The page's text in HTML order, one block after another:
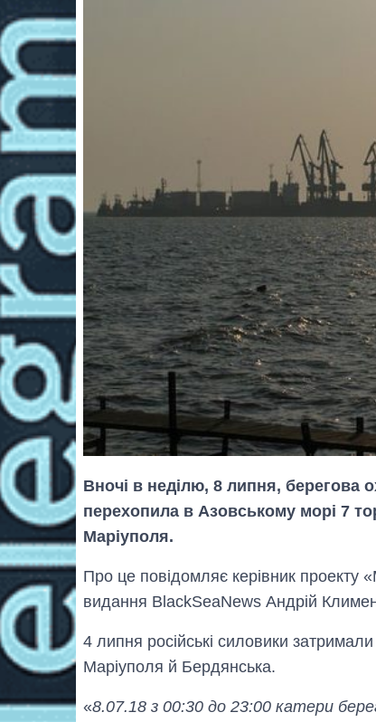
Вночі в неділю, 8 липня,
перехопила в Азовському морі 7
Маріуполя.
Про це повідомляє керівник проекту
видання BlackSeaNews Андрій
4 липня російські силовики
Маріуполя й Бердянська.
«8.07.18 з 00:30 до 23:00 катери